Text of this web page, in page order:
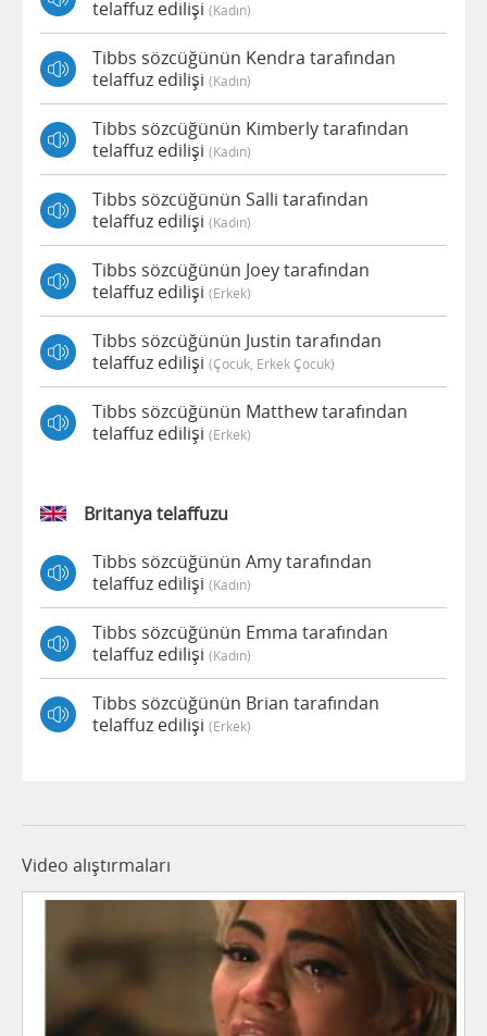
telaffuz edilişi (kadın)
Tibbs sözcüğünün Kendra tarafından
telaffuz edilişi (kadın)
Tibbs sözcüğünün Kimberly tarafından
telaffuz edilişi (kadın)
Tibbs sözcüğünün Salli tarafından
telaffuz edilişi (kadın)
Tibbs sözcüğünün Joey tarafından
telaffuz edilişi (erkek)
Tibbs sözcüğünün Justin tarafından
telaffuz edilişi (çocuk, Erkek Çocuk)
Tibbs sözcüğünün Matthew tarafından
telaffuz edilişi (erkek)
Britanya telaffuzu
Tibbs sözcüğünün Amy tarafından
telaffuz edilişi (kadın)
Tibbs sözcüğünün Emma tarafından
telaffuz edilişi (kadın)
Tibbs sözcüğünün Brian tarafından
telaffuz edilişi (erkek)
Video alıştırmaları